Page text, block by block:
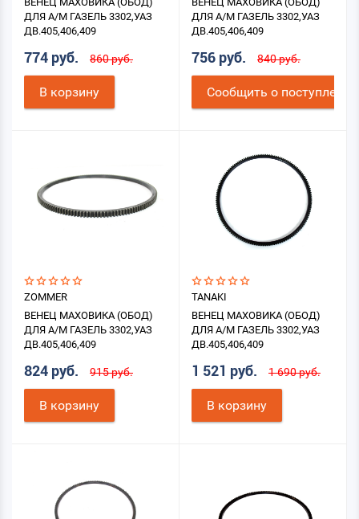
ДЛЯ А/М ГАЗЕЛЬ 3302,УАЗ
ДВ.405,406,409
774 руб. 860 руб.
В корзину
ДЛЯ А/М ГАЗЕЛЬ 3302,УАЗ
ДВ.405,406,409
756 руб. 840 руб.
Cообщить о поступлении
ZOMMER
ВЕНЕЦ МАХОВИКА (ОБОД)
ДЛЯ А/М ГАЗЕЛЬ 3302,УАЗ
ДВ.405,406,409
824 руб. 915 руб.
В корзину
TANAKI
ВЕНЕЦ МАХОВИКА (ОБОД)
ДЛЯ А/М ГАЗЕЛЬ 3302,УАЗ
ДВ.405,406,409
1 521 руб. 1 690 руб.
В корзину